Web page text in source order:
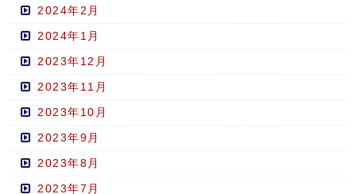
2024年2月
2024年1月
2023年12月
2023年11月
2023年10月
2023年9月
2023年8月
2023年7月